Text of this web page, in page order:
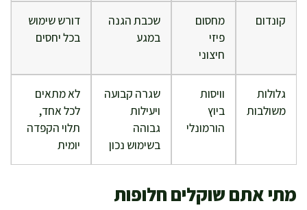
קונדום
מחסום
פיזי
חיצוני
שכבת הגנה
במגע
דורש שימוש
בכל יחסים
גלולות
משולבות
וויסות
ביוץ
הורמונלי
שגרה קבועה
ויעילות
גבוהה
בשימוש נכון
לא מתאים
לכל אחד,
תלוי הקפדה
יומית
מתי אתם שוקלים חלופות